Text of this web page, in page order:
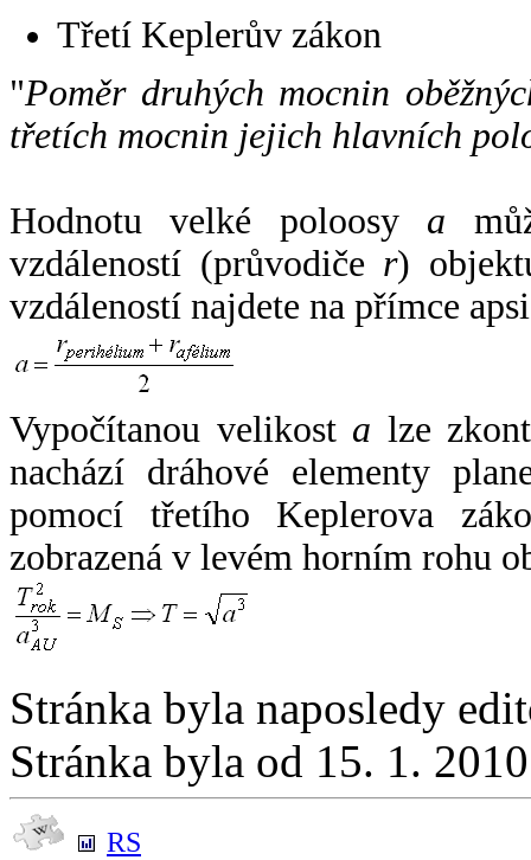
Třetí Keplerův zákon
"Poměr druhých mocnin
třetích mocnin jejich hlavních
Hodnotu velké poloosy a
vzdáleností (průvodiče r)
vzdáleností najdete na přímce
Vypočítanou velikost a lze
nachází dráhové elementy
pomocí třetího Keplerova
zobrazená v levém horním rohu
Stránka byla naposledy
Stránka byla od 15. 1.
RS